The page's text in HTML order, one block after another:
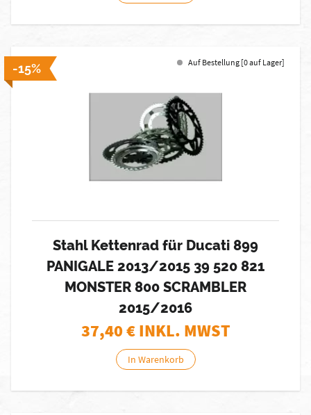
-15% Auf Bestellung [0 auf Lager]
Stahl Kettenrad für Ducati 899
PANIGALE 2013/2015 39 520 821
MONSTER 800 SCRAMBLER
2015/2016
37,40€ INKL. MWST
In Warenkorb